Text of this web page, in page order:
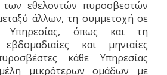
εθελοντών πυροσβεστών
άλλων, τη συμμετοχή σε
Υπηρεσίας, όπως και τη
και μηνιαίες
κάθε Υπηρεσίας
μικρότερων ομάδων με